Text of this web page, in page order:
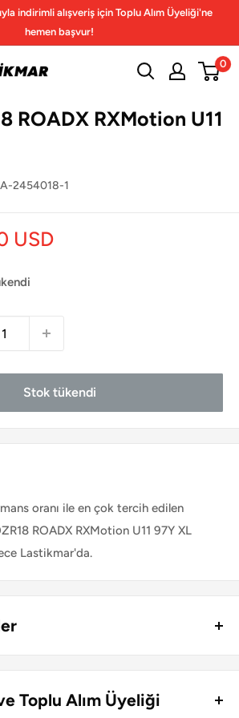
indirimli alışveriş için Toplu Alım Üyeliği'ne
hemen başvur!
0
ROADX RXMotion U11
2454018-1
USD
Stok tükendi
oranı ile en çok tercih edilen
ROADX RXMotion U11 97Y XL
Lastikmar'da.
Toplu Alım Üyeliği